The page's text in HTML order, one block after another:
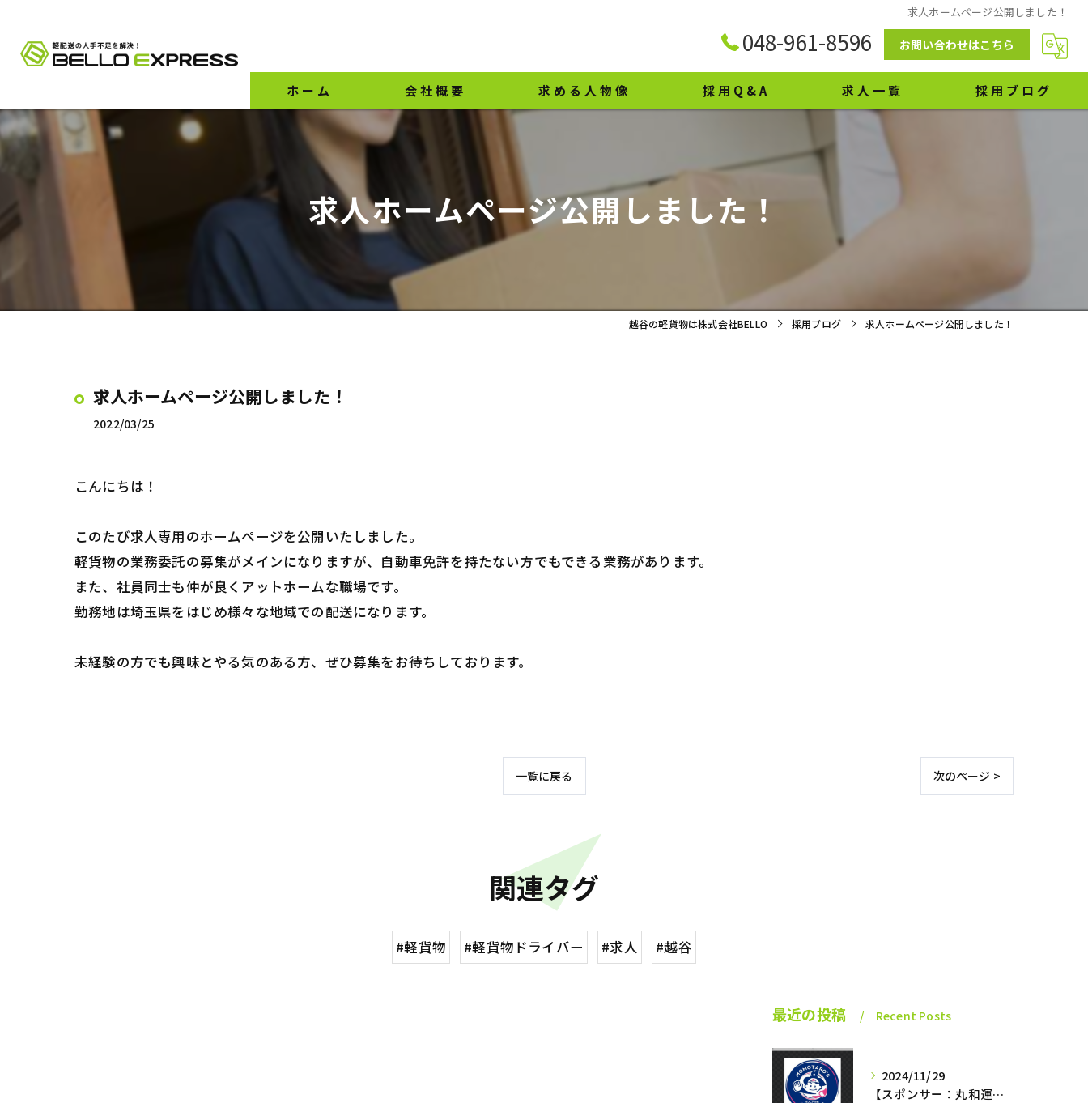
求人ホームページ公開しました！
048-961-8596 お問い合わせはこちら
ホーム 会社概要
代表挨拶
事業案内
求める人物像 採用Q&A 求人一覧 採用ブログ
求人ホームページ公開しました！
越谷の軽貨物は株式会社BELLO 採用ブログ 求人ホームページ公開しました！
求人ホームページ公開しました！
2022/03/25
こんにちは！
このたび求人専用のホームページを公開いたしました。
軽貨物の業務委託の募集がメインになりますが、自動車免許を持たない方でもできる業務があります。
また、社員同士も仲が良くアットホームな職場です。
勤務地は埼玉県をはじめ様々な地域での配送になります。
未経験の方でも興味とやる気のある方、ぜひ募集をお待ちしております。
一覧に戻る 次のページ >
関連タグ
#軽貨物 #軽貨物ドライバー #求人 #越谷
最近の投稿 Recent Posts
2024/11/29
【スポンサー：丸和運輸機関az−momotaro’s】12月7日最終戦‼️